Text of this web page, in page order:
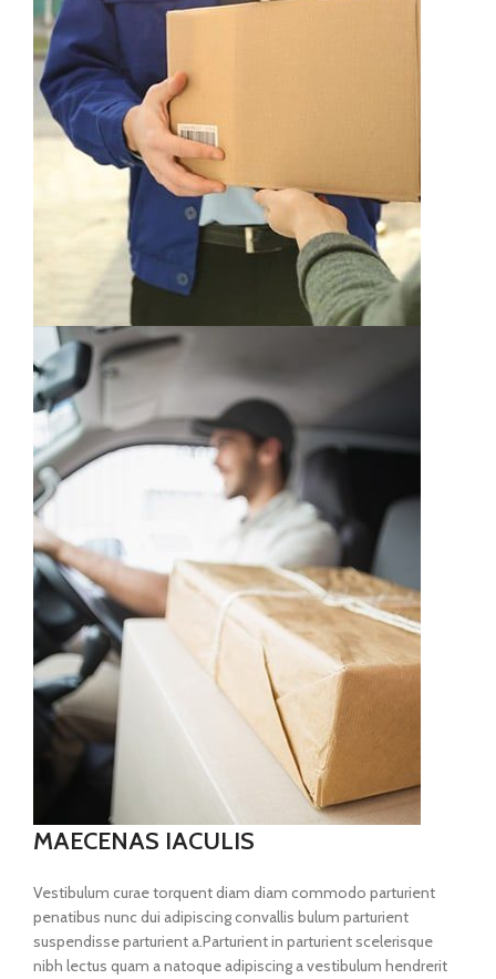
MAECENAS IACULIS
Vestibulum curae torquent diam diam commodo parturient
penatibus nunc dui adipiscing convallis bulum parturient
suspendisse parturient a.Parturient in parturient scelerisque
nibh lectus quam a natoque adipiscing a vestibulum hendrerit